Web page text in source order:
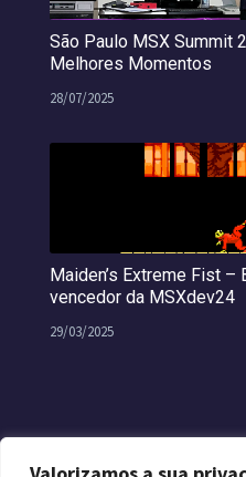
São Paulo MSX Summit
Melhores Momentos
28/07/2025
Maiden’s Extreme Fist –
vencedor da MSXdev24
29/03/2025